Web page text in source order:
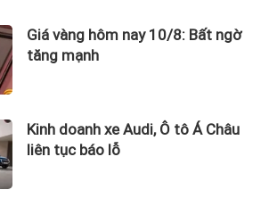
Giá vàng hôm nay 10/8: Bất ngờ
tăng mạnh
Kinh doanh xe Audi, Ô tô Á Châu
liên tục báo lỗ